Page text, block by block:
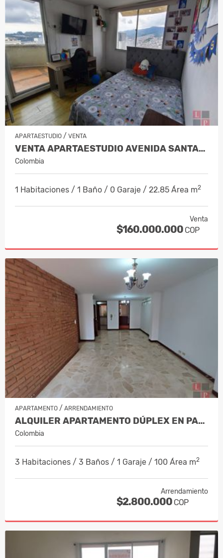
APARTAESTUDIO / VENTA
VENTA APARTAESTUDIO AVENIDA SANTANDE…
Colombia
1 Habitaciones / 1 Baño / 0 Garaje / 22.85 Área m2
Venta
$160.000.000 COP
APARTAMENTO / ARRENDAMIENTO
ALQUILER APARTAMENTO DÚPLEX EN PALER…
Colombia
3 Habitaciones / 3 Baños / 1 Garaje / 100 Área m2
Arrendamiento
$2.800.000 COP